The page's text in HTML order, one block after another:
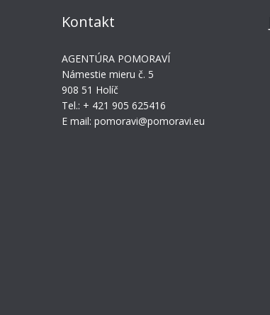
Kontakt
AGENTÚRA POMORAVÍ
Námestie mieru č. 5
908 51 Holíč
Tel.: + 421 905 625416
E mail: pomoravi@pomoravi.eu